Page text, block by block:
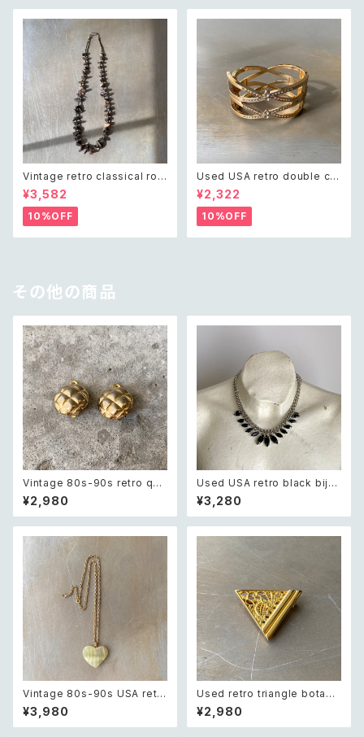
Vintage retro classical rou
gh cut shell beads necklac
e レトロ ヴィンテージ アクセサ
リー クラシカル ラフカット シェ
ル ビーズ ネックレス
¥3,582
10%OFF
Used USA retro double cro
ss crystal bijou bangle レト
ロ アメリカ ユーズド アクセサリ
ー ゴールド ダブル クロス ビジ
ュー バングル
¥2,322
10%OFF
その他の商品
Vintage 80s-90s retro quil
ting design earring レトロ
ヴィンテージ アクセサリー ゴー
ルド キルティング デザイン イヤ
¥2,980
Used USA retro black bijo
u necklace レトロ アメリカ ユ
ーズド アクセサリー ブラック ビ
ジュー ネックレス
¥3,280
Vintage 80s-90s USA retr
o green glass heart charm
necklace レトロ アメリカ ヴィ
ンテージ アクセサリー グリーン
¥3,980
Used retro triangle botani
cal lace design brooch レト
ロ ユーズド アクセサリー トライ
アングル ボタニカル レース デ
¥2,980